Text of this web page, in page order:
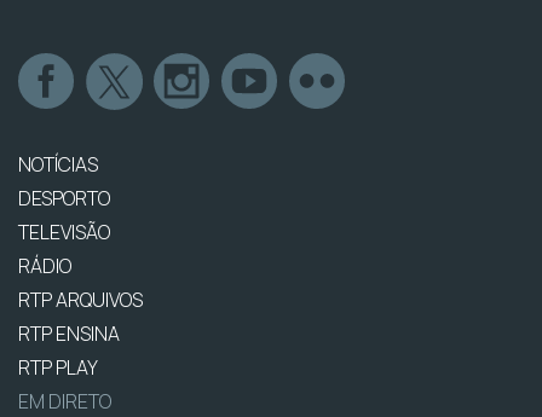
NOTÍCIAS
DESPORTO
TELEVISÃO
RÁDIO
RTP ARQUIVOS
RTP ENSINA
RTP PLAY
EM DIRETO